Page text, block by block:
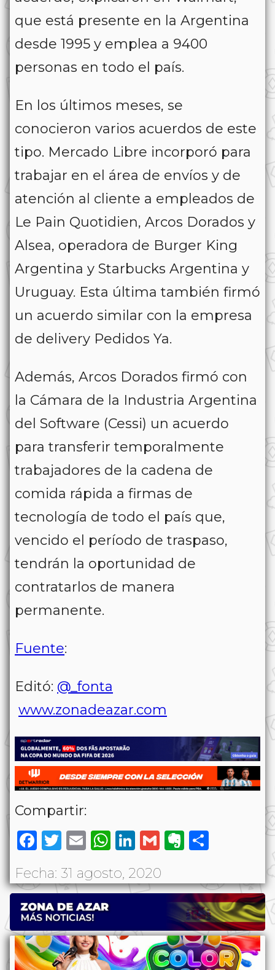
que está presente en la Argentina
desde 1995 y emplea a 9400
personas en todo el país.
En los últimos meses, se
conocieron varios acuerdos de este
tipo. Mercado Libre incorporó para
trabajar en el área de envíos y de
atención al cliente a empleados de
Le Pain Quotidien, Arcos Dorados y
Alsea, operadora de Burger King
Argentina y Starbucks Argentina y
Uruguay. Esta última también firmó
un acuerdo similar con la empresa
de delivery Pedidos Ya.
Además, Arcos Dorados firmó con
la Cámara de la Industria Argentina
del Software (Cessi) un acuerdo
para transferir temporalmente
trabajadores de la cadena de
comida rápida a firmas de
tecnología de todo el país que,
vencido el período de traspaso,
tendrán la oportunidad de
contratarlos de manera
permanente.
Fuente:
Editó: @_fonta
www.zonadeazar.com
Compartir:
Facebook
Twitter
EmailWhatsApp
LinkedIn
GmailEvernote
Fecha: 31 agosto, 2020